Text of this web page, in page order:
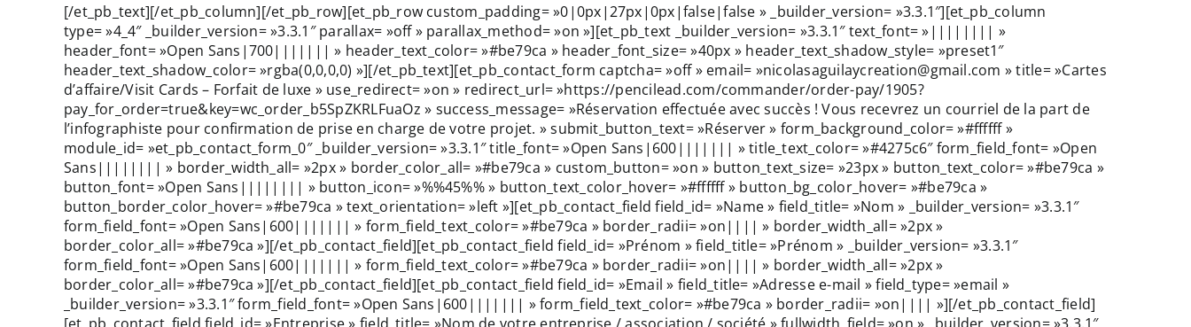
[/et_pb_text][/et_pb_column][/et_pb_row][et_pb_row custom_padding= »0|0px|27px|0px|false|false » _builder_version= »3.3.1″][et_pb_column
type= »4_4″ _builder_version= »3.3.1″ parallax= »off » parallax_method= »on »][et_pb_text _builder_version= »3.3.1″ text_font= »|||||||| »
header_font= »Open Sans|700||||||| » header_text_color= »#be79ca » header_font_size= »40px » header_text_shadow_style= »preset1″
header_text_shadow_color= »rgba(0,0,0,0) »][/et_pb_text][et_pb_contact_form captcha= »off » email= »nicolasaguilaycreation@gmail.com » title= »Cartes
d’affaire/Visit Cards – Forfait de luxe » use_redirect= »on » redirect_url= »https://pencilead.com/commander/order-pay/1905?
pay_for_order=true&key=wc_order_b5SpZKRLFuaOz » success_message= »Réservation effectuée avec succès ! Vous recevrez un courriel de la part de
l’infographiste pour confirmation de prise en charge de votre projet. » submit_button_text= »Réserver » form_background_color= »#ffffff »
module_id= »et_pb_contact_form_0″ _builder_version= »3.3.1″ title_font= »Open Sans|600||||||| » title_text_color= »#4275c6″ form_field_font= »Open
Sans|||||||| » border_width_all= »2px » border_color_all= »#be79ca » custom_button= »on » button_text_size= »23px » button_text_color= »#be79ca »
button_font= »Open Sans|||||||| » button_icon= »%%45%% » button_text_color_hover= »#ffffff » button_bg_color_hover= »#be79ca »
button_border_color_hover= »#be79ca » text_orientation= »left »][et_pb_contact_field field_id= »Name » field_title= »Nom » _builder_version= »3.3.1″
form_field_font= »Open Sans|600||||||| » form_field_text_color= »#be79ca » border_radii= »on|||| » border_width_all= »2px »
border_color_all= »#be79ca »][/et_pb_contact_field][et_pb_contact_field field_id= »Prénom » field_title= »Prénom » _builder_version= »3.3.1″
form_field_font= »Open Sans|600||||||| » form_field_text_color= »#be79ca » border_radii= »on|||| » border_width_all= »2px »
border_color_all= »#be79ca »][/et_pb_contact_field][et_pb_contact_field field_id= »Email » field_title= »Adresse e-mail » field_type= »email »
_builder_version= »3.3.1″ form_field_font= »Open Sans|600||||||| » form_field_text_color= »#be79ca » border_radii= »on|||| »][/et_pb_contact_field]